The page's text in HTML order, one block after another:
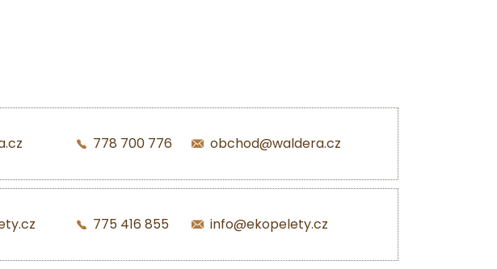
778 700 776 obchod@waldera.cz
775 416 855 info@ekopelety.cz